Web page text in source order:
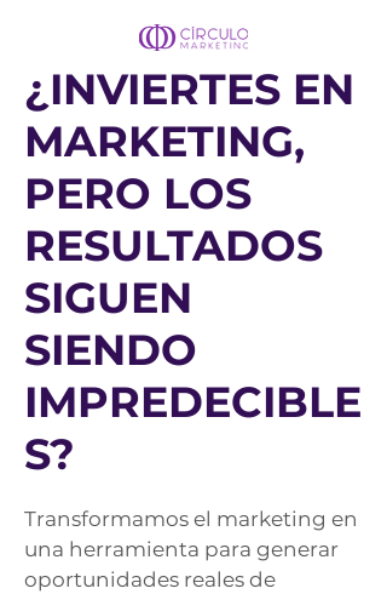
¿INVIERTES EN
MARKETING,
PERO LOS
RESULTADOS
SIGUEN
SIENDO
IMPREDECIBLE
S?
Transformamos el marketing en
una herramienta para generar
oportunidades reales de